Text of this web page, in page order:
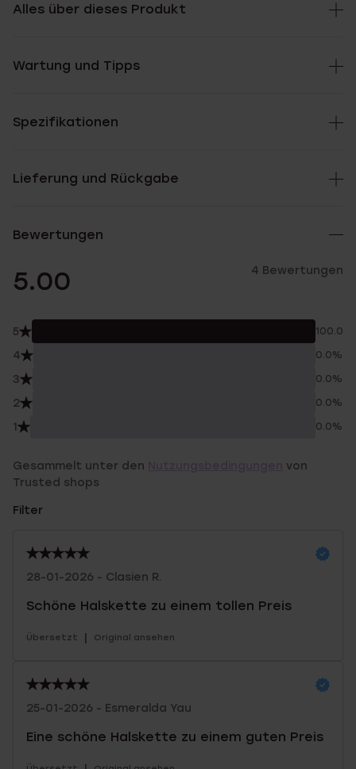
Alles über dieses Produkt
Wartung und Tipps
Spezifikationen
Lieferung und Rückgabe
Bewertungen
5.00 4 Bewertungen
5 100.0%
4 0.0%
3 0.0%
2 0.0%
1 0.0%
Gesammelt unter den
von
Trusted shops
Filter
28-01-2026 - Clasien R.
Schöne Halskette zu einem tollen Preis
Übersetzt | Original ansehen
25-01-2026 - Esmeralda Yau
Eine schöne Halskette zu einem guten Preis